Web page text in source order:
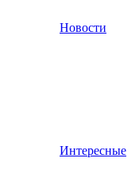
Новости
Интересные